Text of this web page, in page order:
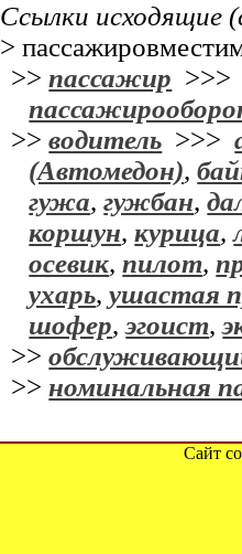
Ссылки исходящие
>
>>пассажир
>>водитель >>>
(Автомедон),
гужа,гужбан,
коршун,курица,
осевик,пилот,
ухарь,ушастая
шофер,эгоист,
>>
>> номинальная
Сайт